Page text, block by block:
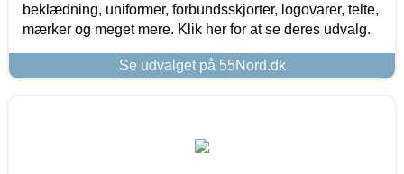
beklædning, uniformer, forbundsskjorter, logovarer, telte,
mærker og meget mere. Klik her for at se deres udvalg.
Se udvalget på 55Nord.dk